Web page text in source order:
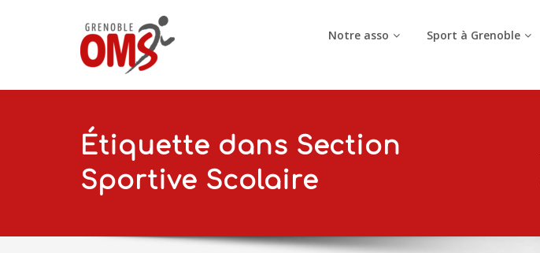
Notre asso Sport à Grenoble
Étiquette dans Section
Sportive Scolaire